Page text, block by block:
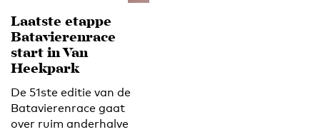
Laatste etappe
Batavierenrace
start in Van
Heekpark
De 51ste editie van de
Batavierenrace gaat
over ruim anderhalve